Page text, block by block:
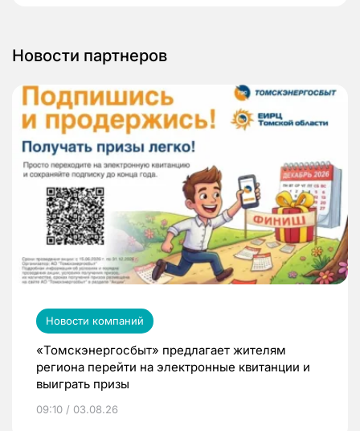
Новости партнеров
Новости компаний
«Томскэнергосбыт» предлагает жителям
региона перейти на электронные квитанции и
выиграть призы
09:10 / 03.08.26